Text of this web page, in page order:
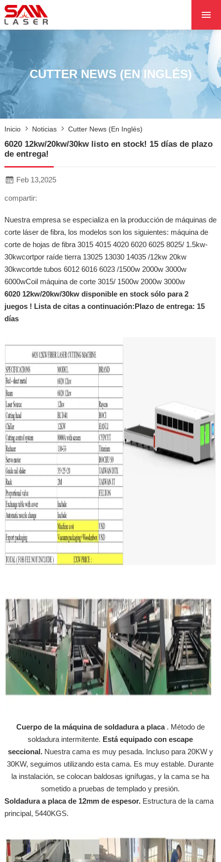
SOBRE NOSOTROS
PRODUCTOS
PROYECTOS
NOTICIAS
CUTTER NEWS (EN INGLÉS)
Inicio Noticias Cutter News (en Inglés)
6020 12kw/20kw/30kw listo en stock! 15 días de plazo
de entrega!
Feb 13,2025
compartir:
Nuestra empresa se especializa en la producción de máquinas de
corte láser de fibra, los modelos son los siguientes: máquina de
corte de hojas de fibra 3015 4015 4020 6020 6025 8025/ 1.5kw-
30kwcortpor raíde tierra 13025 13030 14035 /12kw 20kw
30kwcortde tubos 6012 6016 6023 /1500w 2000w 3000w
6000wCoil máquina de corte 3015/ 1500w 2000w 3000w
6020 12kw/20kw/30kw disponible en stock sólo para 2
juegos ! Lista de citas a continuación:Plazo de entrega: 15
días
Cuerpo de la máquina de soldadura a placa. Método de
soldadura intermitente. Está equipado con escape
seccional.Nuestra cama es muy pesada. Incluso para 20KW y
30KW, seguimos utilizando esta cama. Es muy estable. Durante
la instalación, se colocan baldosas ignífugas, y la cama se ha
sometido a pruebas de templado y presión.
Soldadura a placa de 12mm de espesor. Estructura de la cama
principal, 5440KGS.